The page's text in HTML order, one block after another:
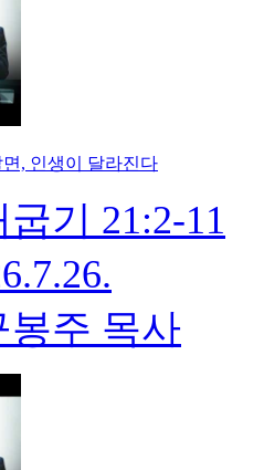
, 인생이 달라진다
기 21:2-11
봉주 목사